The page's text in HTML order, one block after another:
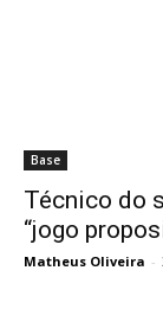
Base
Técnico do
“jogo
Matheus Oliveira -